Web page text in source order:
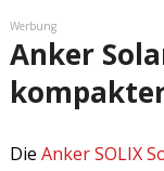
Werbung
Anker
Die Anker SOLIX